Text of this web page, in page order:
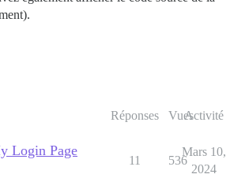
Réponses VuesActivité
Login Page
11 536
Mars 10,
2024